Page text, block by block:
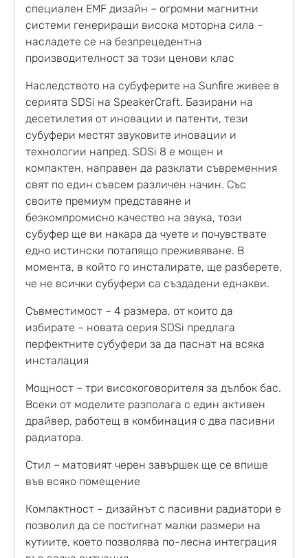
специален EMF дизайн – огромни магнитни
системи генериращи висока моторна сила –
насладете се на безпрецедентна
производителност за този ценови клас
Наследството на субуферите на Sunfire живее в
серията SDSi на SpeakerCraft. Базирани на
десетилетия от иновации и патенти, тези
субуфери местят звуковите иновации и
технологии напред. SDSi 8 е мощен и
компактен, направен да разклати съвременния
свят по един съвсем различен начин. Със
своите премиум представяне и
безкомпромисно качество на звука, този
субуфер ще ви накара да чуете и почувствате
едно истински потапящо преживяване. В
момента, в който го инсталирате, ще разберете,
че не всички субуфери са създадени еднакви.
Съвместимост – 4 размера, от които да
избирате – новата серия SDSi предлага
перфектните субуфери за да паснат на всяка
инсталация
Мощност – три високоговорителя за дълбок бас.
Всеки от моделите разполага с един активен
драйвер, работещ в комбинация с два пасивни
радиатора.
Стил – матовият черен завършек ще се впише
във всяко помещение
Компактност – дизайнът с пасивни радиатори е
позволил да се постигнат малки размери на
кутиите, което позволява по-лесна интеграция